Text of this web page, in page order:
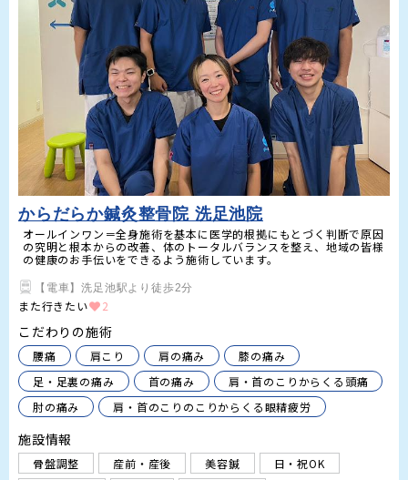
からだらか鍼灸整骨院 洗足池院
オールインワン＝全身施術を基本に医学的根拠にもとづく判断で原因
の究明と根本からの改善、体のトータルバランスを整え、地域の皆様
の健康のお手伝いをできるよう施術しています。
【電車】洗足池駅より徒歩2分
また行きたい 2
こだわりの施術
腰痛 肩こり 肩の痛み
膝の痛み
足・足裏の痛み
首の痛み
肩・首のこりからくる頭痛
肘の痛み
肩・首のこりのこりからくる眼精疲労
施設情報
骨盤調整 産前・産後 美容鍼
日・祝OK